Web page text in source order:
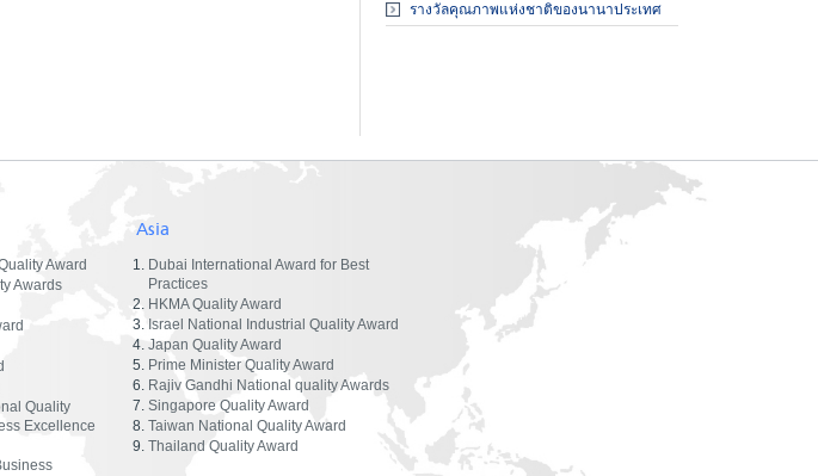
รางวัลคุณภาพแห่งชาติของนานาประเทศ
Award
Awards
Quality
Excellence
Asia
Dubai International Award for Best
Practices
HKMA Quality Award
Israel National Industrial Quality Award
Japan Quality Award
Prime Minister Quality Award
Rajiv Gandhi National quality Awards
Singapore Quality Award
Taiwan National Quality Award
Thailand Quality Award